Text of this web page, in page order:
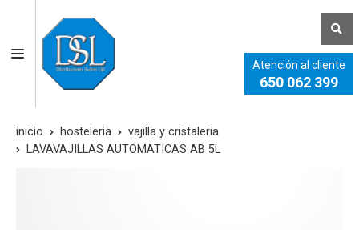
Atención al cliente
650 062 399
inicio hosteleria
vajilla y cristaleria
LAVAVAJILLAS AUTOMATICAS AB 5L